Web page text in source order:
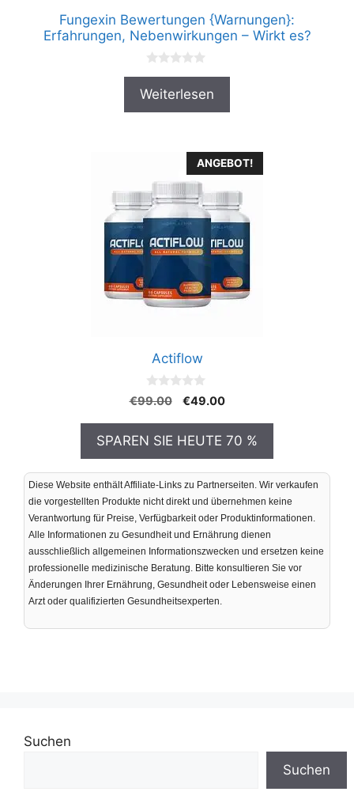
Fungexin Bewertungen {Warnungen}:
Erfahrungen, Nebenwirkungen – Wirkt es?
o
Weiterlesen
ANGEBOT!
Actiflow
0
v
5
€99.00
Ursprünglicher
war:
€99.00
€49.00Aktueller
ist:
€49.00.
SPAREN SIE HEUTE 70 %
Diese Website enthält Affiliate-Links zu Partnerseiten. Wir verkaufen
die vorgestellten Produkte nicht direkt und übernehmen keine
Verantwortung für Preise, Verfügbarkeit oder Produktinformationen.
Alle Informationen zu Gesundheit und Ernährung dienen
ausschließlich allgemeinen Informationszwecken und ersetzen keine
professionelle medizinische Beratung. Bitte konsultieren Sie vor
Änderungen Ihrer Ernährung, Gesundheit oder Lebensweise einen
Arzt oder qualifizierten Gesundheitsexperten.
Suchen
Suchen